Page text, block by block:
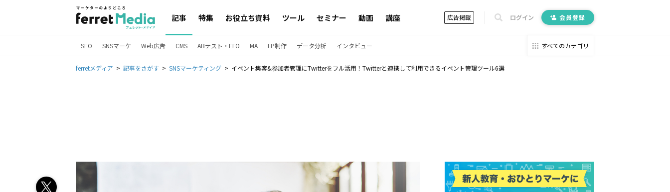
記事 特集 お役立ち資料 ツール セミナー 動画 講座 広告掲載 ログイン 会員登録
SEO SNSマーケ Web広告 CMS ABテスト・EFO MA LP制作 データ分析 インタビュー すべてのカテゴリ
ferretメディア 記事をさがす SNSマーケティング イベント集客&参加者管理にTwitterをフル活用！Twitterと連携して利用できるイベント管理ツール6選